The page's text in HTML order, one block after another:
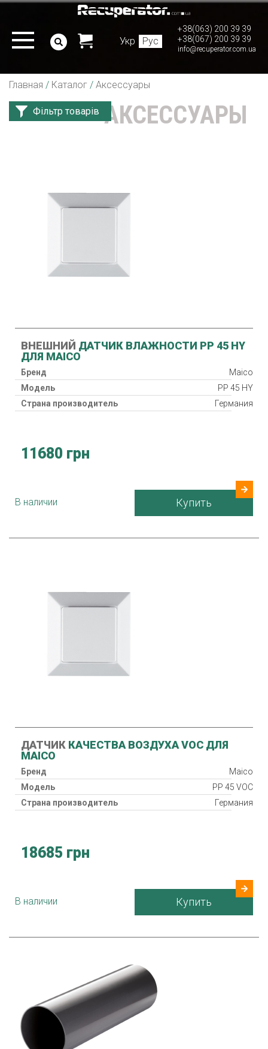
Укр Рус
+38(063) 200 39 39
+38(067) 200 39 39
info@recuperator.com.ua
Главная / Каталог / Аксессуары
АКСЕССУАРЫ
Фільтр товарів
ВНЕШНИЙ ДАТЧИК ВЛАЖНОСТИ PP 45 HY
ДЛЯ MAICO
Бренд
Maico
Модель
PP 45 HY
Страна производитель
Германия
11680 грн
В наличии Купить
ДАТЧИК КАЧЕСТВА ВОЗДУХА VOC ДЛЯ
MAICO
Бренд
Maico
Модель
PP 45 VOC
Страна производитель
Германия
18685 грн
В наличии Купить